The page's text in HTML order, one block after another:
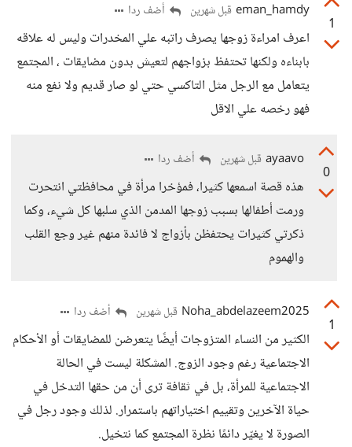
1
eman_hamdy قبل شهرين أضف ردا
اعرف امراءة زوجها يصرف راتبه علي المخدرات وليس له علاقه
بابناءه ولكنها تحتفظ بزواجهم لتعيش بدون مضايقات ، المجتمع
يتعامل مع الرجل مثل التاكسي حتي لو صار قديم ولا نفع منه
فهو رخصه علي الاقل
0
ayaavo قبل شهرين أضف ردا
هذه قصة اسمعها كثيرا، فمؤخرا مرأة في محافظتي انتحرت
ورمت أطفالها بسبب زوجها المدمن الذي سلبها كل شيء، وكما
ذكرتي كثيرات يحتفظن بأزواج لا فائدة منهم غير وجع القلب
والهموم
1
Noha_abdelazeem2025 قبل شهرين أضف ردا
الكثير من النساء المتزوجات أيضًا يتعرضن للمضايقات أو الأحكام
الاجتماعية رغم وجود الزوج. المشكلة ليست في الحالة
الاجتماعية للمرأة، بل في ثقافة ترى أن من حقها التدخل في
حياة الآخرين وتقييم اختياراتهم باستمرار. لذلك وجود رجل في
الصورة لا يغيّر دائمًا نظرة المجتمع كما نتخيل.